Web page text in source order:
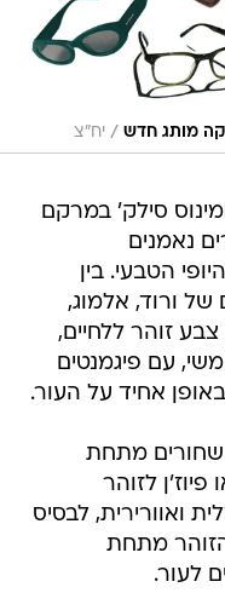
/ יח"צ
סילק' במרקם
נאמנים
הטבעי. בין
של ורוד, אלמוג,
זוהר ללחיים,
עם פיגמנטים
אחיד על העור.
שחורים מתחת
פיוז'ן לזוהר
ואוורירית, לבסיס
הזוהר מתחת
לעור.